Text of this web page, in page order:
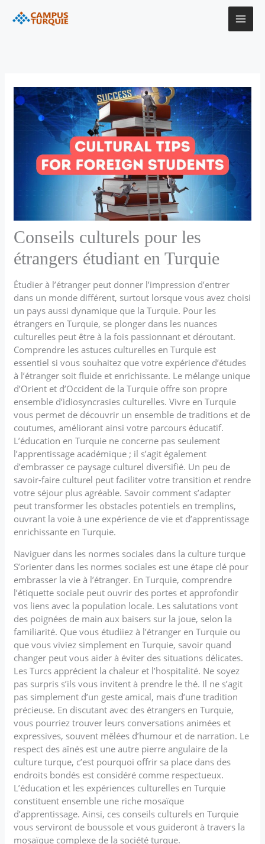
Conseils culturels pour les
étrangers étudiant en Turquie
Étudier à l’étranger peut donner l’impression d’entrer
dans un monde différent, surtout lorsque vous avez choisi
un pays aussi dynamique que la Turquie. Pour les
étrangers en Turquie, se plonger dans les nuances
culturelles peut être à la fois passionnant et déroutant.
Comprendre les astuces culturelles en Turquie est
essentiel si vous souhaitez que votre expérience d’études
à l’étranger soit fluide et enrichissante. Le mélange unique
d’Orient et d’Occident de la Turquie offre son propre
ensemble d’idiosyncrasies culturelles. Vivre en Turquie
vous permet de découvrir un ensemble de traditions et de
coutumes, améliorant ainsi votre parcours éducatif.
L’éducation en Turquie ne concerne pas seulement
l’apprentissage académique ; il s’agit également
d’embrasser ce paysage culturel diversifié. Un peu de
savoir-faire culturel peut faciliter votre transition et rendre
votre séjour plus agréable. Savoir comment s’adapter
peut transformer les obstacles potentiels en tremplins,
ouvrant la voie à une expérience de vie et d’apprentissage
enrichissante en Turquie.
Naviguer dans les normes sociales dans la culture turque
S’orienter dans les normes sociales est une étape clé pour
embrasser la vie à l’étranger. En Turquie, comprendre
l’étiquette sociale peut ouvrir des portes et approfondir
vos liens avec la population locale. Les salutations vont
des poignées de main aux baisers sur la joue, selon la
familiarité. Que vous étudiiez à l’étranger en Turquie ou
que vous viviez simplement en Turquie, savoir quand
changer peut vous aider à éviter des situations délicates.
Les Turcs apprécient la chaleur et l’hospitalité. Ne soyez
pas surpris s’ils vous invitent à prendre le thé. Il ne s’agit
pas simplement d’un geste amical, mais d’une tradition
précieuse. En discutant avec des étrangers en Turquie,
vous pourriez trouver leurs conversations animées et
expressives, souvent mêlées d’humour et de narration. Le
respect des aînés est une autre pierre angulaire de la
culture turque, c’est pourquoi offrir sa place dans des
endroits bondés est considéré comme respectueux.
L’éducation et les expériences culturelles en Turquie
constituent ensemble une riche mosaïque
d’apprentissage. Ainsi, ces conseils culturels en Turquie
vous serviront de boussole et vous guideront à travers la
mosaïque complexe de la société turque.